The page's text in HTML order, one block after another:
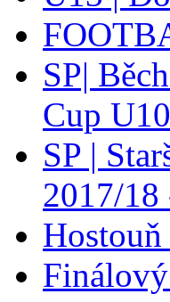
SP|
Cup U10
SP |
2017/18